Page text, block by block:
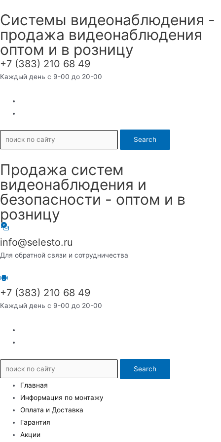
к
содержимому
Системы видеонаблюдения -
продажа видеонаблюдения
оптом и в розницу
+7 (383) 210 68 49
Каждый день с 9-00 до 20-00
Search
Продажа систем
видеонаблюдения и
безопасности - оптом и в
розницу
info@selesto.ru
Для обратной связи и сотрудничества
+7 (383) 210 68 49
Каждый день с 9-00 до 20-00
Search
Главная
Информация по монтажу
Оплата и Доставка
Гарантия
Акции